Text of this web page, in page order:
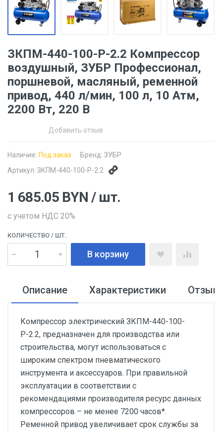
ЗКПМ-440-100-Р-2.2 Компрессор
воздушный, ЗУБР Профессионал,
поршневой, масляный, ременной
привод, 440 л/мин, 100 л, 10 Атм,
2200 Вт, 220 В
Добавить отзыв
Наличие: Под заказ Бренд: ЗУБР
Артикул: ЗКПМ-440-100-Р-2.2
1 685.05 BYN / шт.
с учетом НДС 20%
КОЛИЧЕСТВО / ШТ.
В корзину
Описание Характеристики
Компрессор электрический ЗКПМ-440-100-
Р-2.2, предназначен для производства или
строительства, могут использоваться с
широким спектром пневматического
инструмента и аксессуаров. При правильной
эксплуатации в соответствии с
рекомендациями производителя ресурс данных
компрессоров – не менее 7200 часов*.
Ременной привод увеличивает срок службы за